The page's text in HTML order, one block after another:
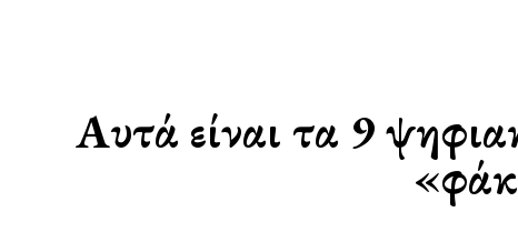
Αυτά είναι τα 9